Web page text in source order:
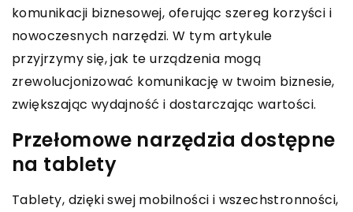
komunikacji biznesowej, oferując szereg korzyści i
nowoczesnych narzędzi. W tym artykule
przyjrzymy się, jak te urządzenia mogą
zrewolucjonizować komunikację w twoim biznesie,
zwiększając wydajność i dostarczając wartości.
Przełomowe narzędzia dostępne
na tablety
Tablety, dzięki swej mobilności i wszechstronności,